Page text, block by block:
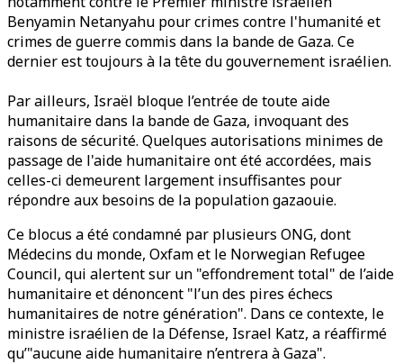
Benyamin Netanyahu pour crimes contre l'humanité et
crimes de guerre commis dans la bande de Gaza. Ce
dernier est toujours à la tête du gouvernement israélien.
Par ailleurs, Israël bloque l’entrée de toute aide
humanitaire dans la bande de Gaza, invoquant des
raisons de sécurité. Quelques autorisations minimes de
passage de l'aide humanitaire ont été accordées, mais
celles-ci demeurent largement insuffisantes pour
répondre aux besoins de la population gazaouie.
Ce blocus a été condamné par plusieurs ONG, dont
Médecins du monde, Oxfam et le Norwegian Refugee
Council, qui alertent sur un "effondrement total" de l’aide
humanitaire et dénoncent "l’un des pires échecs
humanitaires de notre génération". Dans ce contexte, le
ministre israélien de la Défense, Israel Katz, a réaffirmé
qu’"aucune aide humanitaire n’entrera à Gaza".